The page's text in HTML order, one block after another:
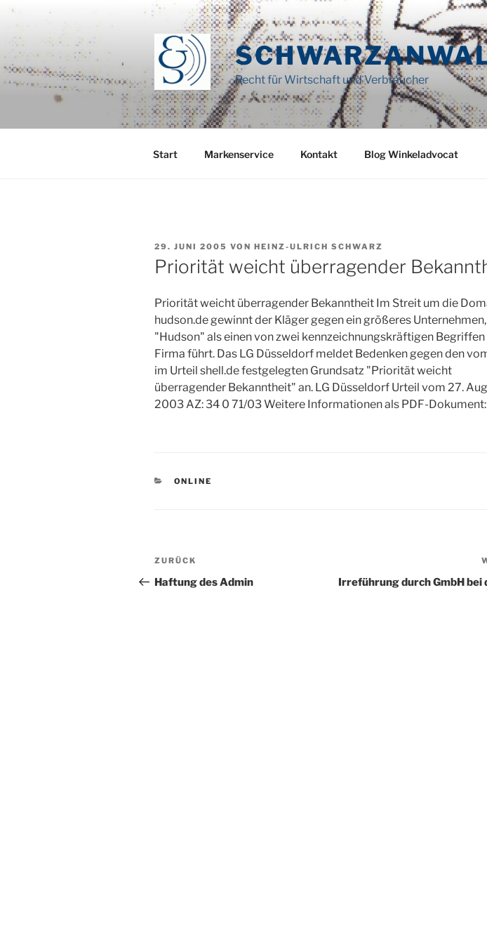
Zum
Inhalt
springen
Recht für Wirtschaft und Verbraucher
Start Markenservice Kontakt Blog Winkeladvocat
VERÖFFENTLICHT
AM
29. JUNI 2005 VON HEINZ-ULRICH SCHWARZ
Priorität weicht überragender
Priorität weicht überragender Bekanntheit Im Streit um die
hudson.de gewinnt der Kläger gegen ein größeres
"Hudson" als einen von zwei kennzeichnungskräftigen Begriffen
Firma führt. Das LG Düsseldorf meldet Bedenken gegen den
im Urteil shell.de festgelegten Grundsatz "Priorität weicht
überragender Bekanntheit" an. LG Düsseldorf Urteil vom 27.
2003 AZ: 34 0 71/03 Weitere Informationen als PDF-Dokument:
KATEGORIEN
ONLINE
Beitragsnavigation
Vorheriger
Beitrag
ZURÜCK
Haftung des Admin
Irreführung durch GmbH bei